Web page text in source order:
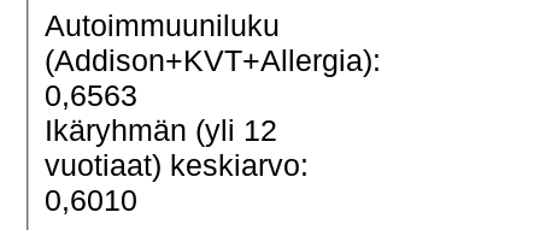
Autoimmuuniluku
(Addison+KVT+Allergia):
0,6563
Ikäryhmän (yli 12
vuotiaat) keskiarvo:
0,6010